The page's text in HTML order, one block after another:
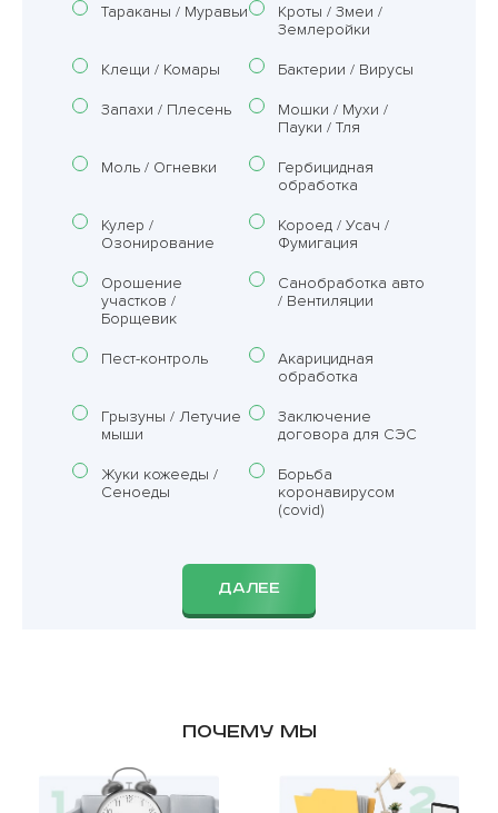
Тараканы / Муравьи
Кроты / Змеи /
Землеройки
Клещи / Комары Бактерии / Вирусы
Запахи / Плесень
Мошки / Мухи /
Пауки / Тля
Моль / Огневки
Гербицидная
обработка
Кулер /
Озонирование
Короед / Усач /
Фумигация
Орошение
участков /
Борщевик
Санобработка авто
/ Вентиляции
Пест-контроль
Акарицидная
обработка
Грызуны / Летучие
мыши
Заключение
договора для СЭС
Жуки кожееды /
Сеноеды
Борьба
коронавирусом
(covid)
ДАЛЕЕ
Почему мы